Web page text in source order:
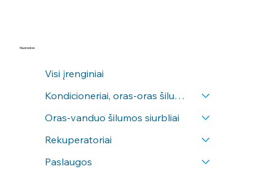
Nuorodos
Visi įrenginiai
Kondicioneriai, oras-oras šilumos siurbliai
Oras-vanduo šilumos siurbliai
Rekuperatoriai
Paslaugos